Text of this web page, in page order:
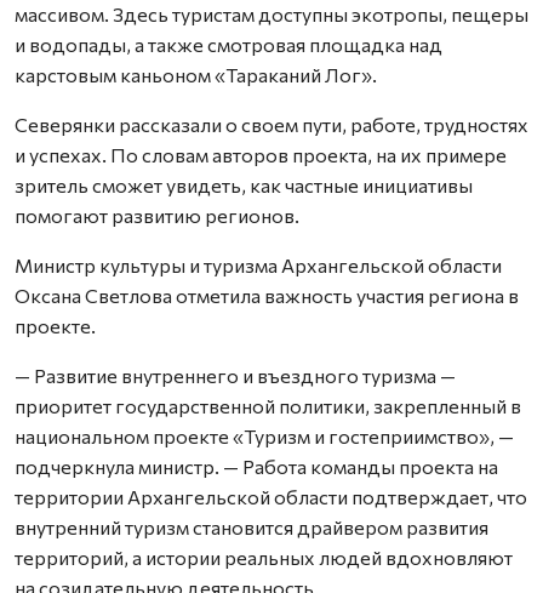
массивом. Здесь туристам доступны экотропы, пещеры
и водопады, а также смотровая площадка над
карстовым каньоном «Тараканий Лог».
Северянки рассказали о своем пути, работе, трудностях
и успехах. По словам авторов проекта, на их примере
зритель сможет увидеть, как частные инициативы
помогают развитию регионов.
Министр культуры и туризма Архангельской области
Оксана Светлова отметила важность участия региона в
проекте.
— Развитие внутреннего и въездного туризма —
приоритет государственной политики, закрепленный в
национальном проекте «Туризм и гостеприимство», —
подчеркнула министр. — Работа команды проекта на
территории Архангельской области подтверждает, что
внутренний туризм становится драйвером развития
территорий, а истории реальных людей вдохновляют
на созидательную деятельность.